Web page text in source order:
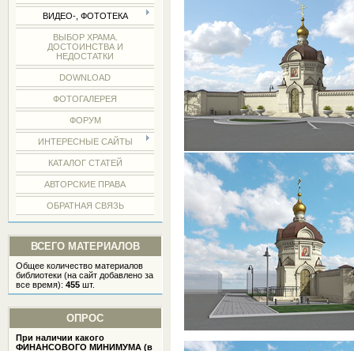
ВИДЕО-, ФОТОТЕКА
ВЫБОР ХРАМА.
ДОСТОИНСТВА И
НЕДОСТАТКИ
DOWNLOAD
ФОТОГАЛЕРЕЯ
ФОРУМ
ИНТЕРЕСНЫЕ САЙТЫ
КАТАЛОГ СТАТЕЙ
АВТОРСКИЕ ПРАВА
ОБРАТНАЯ СВЯЗЬ
ВСЕГО МАТЕРИАЛОВ
Общее количество материалов
библиотеки (на сайт добавлено за
все время):455 шт.
ОПРОС
При наличии какого
ФИНАНСОВОГО МИНИМУМА (в